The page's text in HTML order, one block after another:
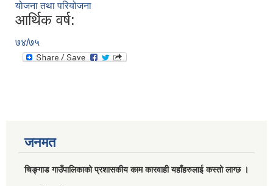
योजना तथा परियोजना
आर्थिक वर्ष:
७४/७५
जनमत
चिङ्गाड गाउँपालिकाको प्रशासकीय काम कारवाही यहाँहरुलाई कस्तो लाग्छ ।